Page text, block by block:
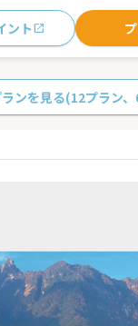
ント
ンを見る(12プラン